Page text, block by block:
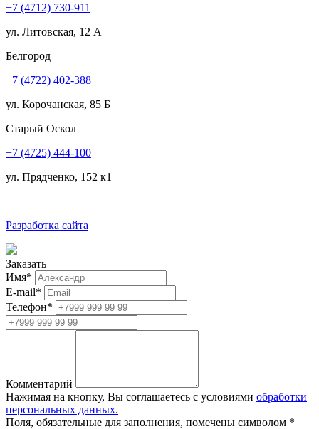
+7 (4712) 730-911
ул. Литовская, 12 А
Белгород
+7 (4722) 402-388
ул. Корочанская, 85 Б
Старый Оскол
+7 (4725) 444-100
ул. Прядченко, 152 к1
Разработка сайта
Заказать
Имя*
E-mail*
Телефон*
Комментарий
Нажимая на кнопку, Вы соглашаетесь с условиями обработки
персональных данных.
Поля, обязательные для заполнения, помечены символом *